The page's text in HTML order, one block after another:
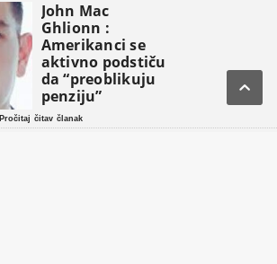
John Mac
Ghlionn :
Amerikanci se
aktivno podstiču
da “preoblikuju
penziju”
Pročitaj čitav članak
